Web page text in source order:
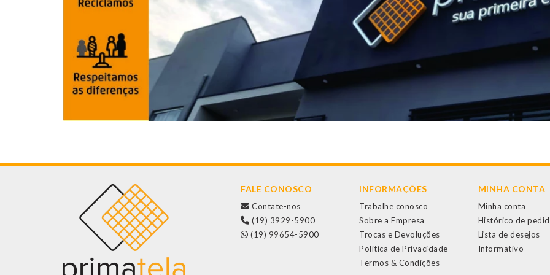
FALE CONOSCO
Contate-nos
(19) 3929-5900
(19) 99654-5900
INFORMAÇÕES
Trabalhe conosco
Sobre a Empresa
Trocas e Devoluções
Política de Privacidade
Termos & Condições
MINHA CONTA
Minha conta
Histórico de
Lista de desejos
Informativo